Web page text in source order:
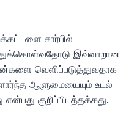
சார்பில்
இவ்வாறான
வெளிப்படுத்துவதாக
ஆளுமையையும் உடல்
குறிப்பிடத்தக்கது.